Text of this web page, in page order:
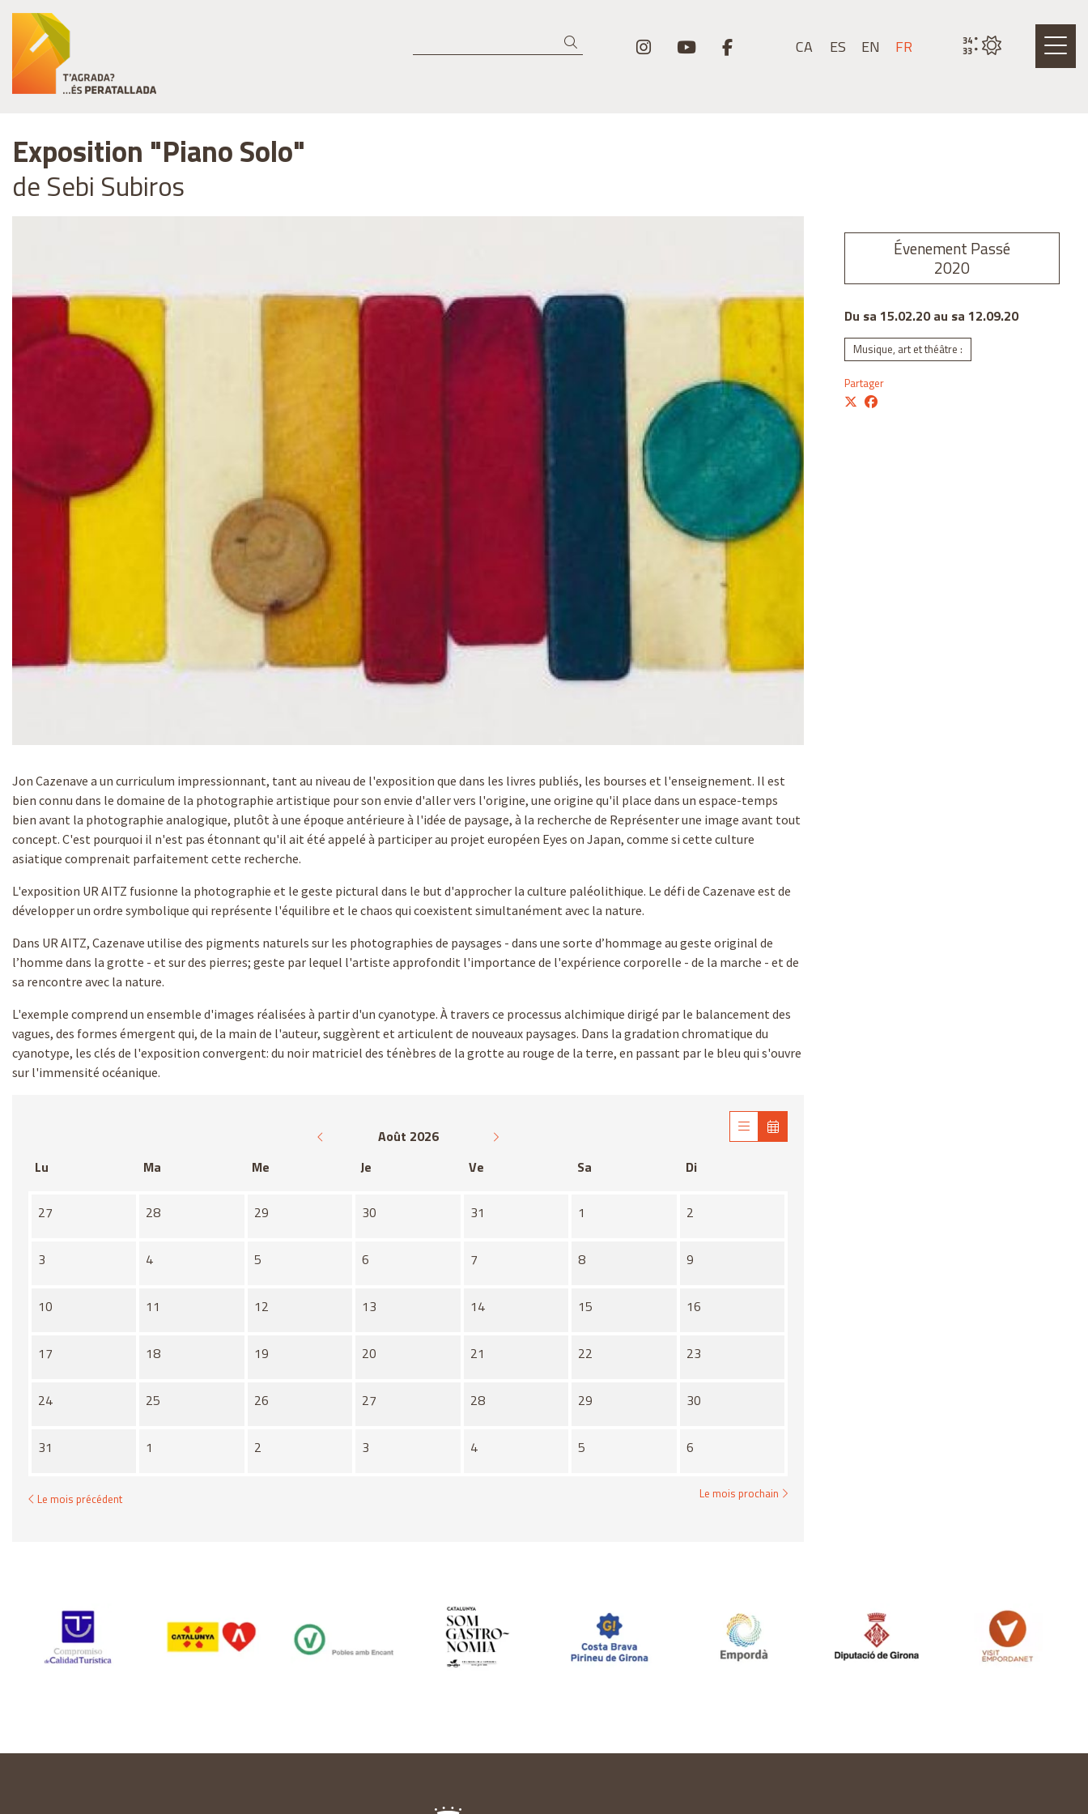
CA ES EN FR
Lier un instagram
Lier un youtube
Lier un facebook
Recherche État actuel de la
34°
33°
Exposition "Piano Solo"
de Sebi Subiros
Évenement Passé
2020
Du sa 15.02.20au sa 12.09.20
Musique, art et théâtre :
Partager
Jon Cazenave a un curriculum impressionnant, tant au niveau de l'exposition que dans les livres publiés, les bourses et l'enseignement. Il est
bien connu dans le domaine de la photographie artistique pour son envie d'aller vers l'origine, une origine qu'il place dans un espace-temps
bien avant la photographie analogique, plutôt à une époque antérieure à l'idée de paysage, à la recherche de Représenter une image avant tout
concept. C'est pourquoi il n'est pas étonnant qu'il ait été appelé à participer au projet européen Eyes on Japan, comme si cette culture
asiatique comprenait parfaitement cette recherche.
L'exposition UR AITZ fusionne la photographie et le geste pictural dans le but d'approcher la culture paléolithique. Le défi de Cazenave est de
développer un ordre symbolique qui représente l'équilibre et le chaos qui coexistent simultanément avec la nature.
Dans UR AITZ, Cazenave utilise des pigments naturels sur les photographies de paysages - dans une sorte d’hommage au geste original de
l’homme dans la grotte - et sur des pierres; geste par lequel l'artiste approfondit l'importance de l'expérience corporelle - de la marche - et de
sa rencontre avec la nature.
L'exemple comprend un ensemble d'images réalisées à partir d'un cyanotype. À travers ce processus alchimique dirigé par le balancement des
vagues, des formes émergent qui, de la main de l'auteur, suggèrent et articulent de nouveaux paysages. Dans la gradation chromatique du
cyanotype, les clés de l'exposition convergent: du noir matriciel des ténèbres de la grotte au rouge de la terre, en passant par le bleu qui s'ouvre
sur l'immensité océanique.
Août 2026
Lu
Ma Me Je Ve Sa
Di
Il n'y a aucune activité ce mois-ci
27 28 29 30 31 1 2
3 4 5 6 7 8 9
10 11 12 13 14 15 16
17 18 19 20 21 22 23
24 25 26 27 28 29 30
31 1 2 3 4 5 6
Le mois précédent Le mois prochain